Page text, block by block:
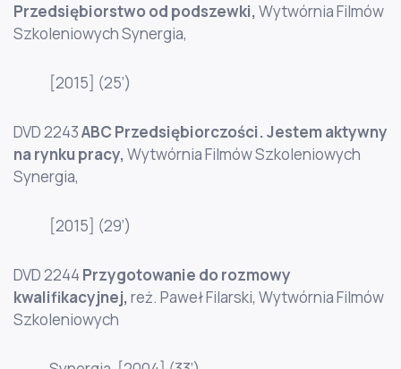
Przedsiębiorstwo od podszewki,Wytwórnia Filmów
Szkoleniowych Synergia,
[2015] (25’)
DVD 2243ABC Przedsiębiorczości. Jestem aktywny
na rynku pracy,Wytwórnia Filmów Szkoleniowych
Synergia,
[2015] (29’)
DVD 2244 Przygotowanie do rozmowy
kwalifikacyjnej,reż. Paweł Filarski, Wytwórnia Filmów
Szkoleniowych